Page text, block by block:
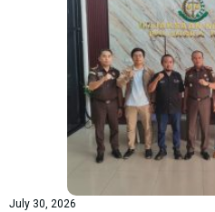
July 30, 2026